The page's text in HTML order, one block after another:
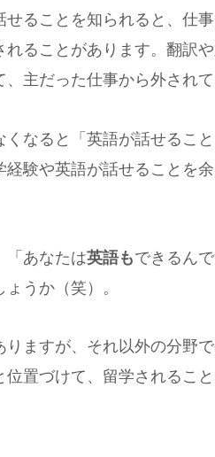
せることを知られると、仕
ることがあります。翻訳
主だった仕事から外されて
なると「英語が話せるこ
験や英語が話せることを
「あなたは英語もできるん
うか（笑）。
ますが、それ以外の分野
置づけて、留学されること